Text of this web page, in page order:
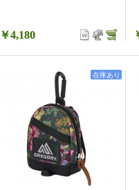
￥4,180
在庫あり